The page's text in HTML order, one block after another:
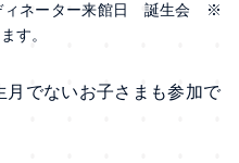
ネーター来館日 誕生会 ※
す。
でないお子さまも参加で